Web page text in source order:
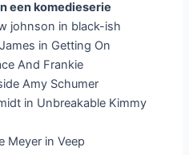
een komedieserie
johnson in black-ish
in Getting On
And Frankie
Amy Schumer
in Unbreakable Kimmy
Meyer in Veep